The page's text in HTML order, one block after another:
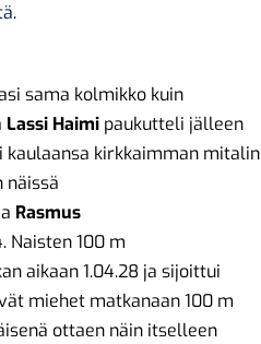
.
sama kolmikko kuin
Lassi Haimi paukutteli jälleen
kaulaansa kirkkaimman mitalin
näissä
Rasmus
Naisten 100 m
aikaan 1.04.28 ja sijoittui
miehet matkanaan 100 m
ottaen näin itselleen